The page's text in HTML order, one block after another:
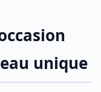
unique